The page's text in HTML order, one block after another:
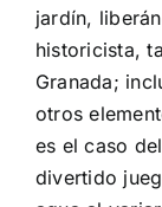
jardín,
historicista,
Granada;
otros
es el caso
divertido